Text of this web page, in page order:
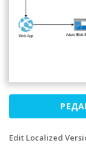
Edit Localized